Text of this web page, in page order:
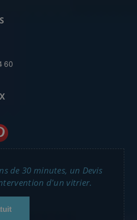
60
de 30 minutes, un Devis
d'un vitrier.